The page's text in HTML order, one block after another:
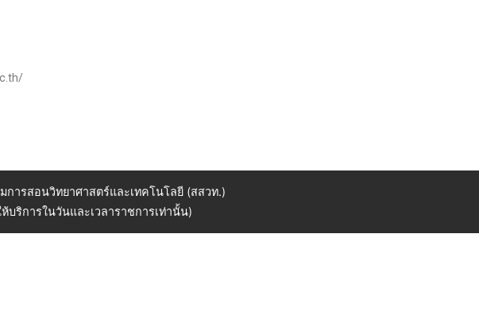
การสอนวิทยาศาสตร์และเทคโนโลยี (สสวท.)
ห้บริการในวันและเวลาราชการเท่านั้น)